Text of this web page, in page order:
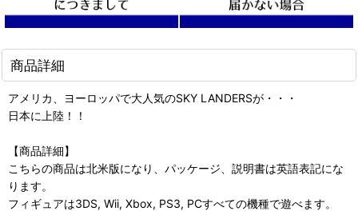
商品詳細
アメリカ、ヨーロッパで大人気のSKY LANDERSが・・・
日本に上陸！！
【商品詳細】
こちらの商品は北米版になり、パッケージ、説明書は英語表記にな
ります。
フィギュアは3DS, Wii, Xbox, PS3, PCすべての機種で遊べます。